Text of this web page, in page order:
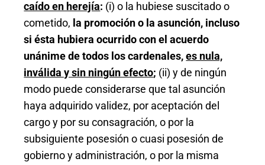
caído en herejía: (i) o la hubiese suscitado o
cometido, la promoción o la asunción, incluso
si ésta hubiera ocurrido con el acuerdo
unánime de todos los cardenales,es nula,
inválida y sin ningún efecto; (ii) y de ningún
modo puede considerarse que tal asunción
haya adquirido validez, por aceptación del
cargo y por su consagración, o por la
subsiguiente posesión o cuasi posesión de
gobierno y administración, o por la misma